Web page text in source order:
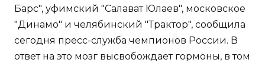
Барс", уфимский "Салават Юлаев", московское
"Динамо" и челябинский "Трактор", сообщила
сегодня пресс-служба чемпионов России. В
ответ на это мозг высвобождает гормоны, в том